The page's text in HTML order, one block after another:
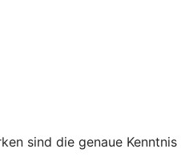
sind die genaue